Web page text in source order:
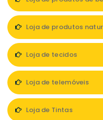
Loja de produtos
Loja de tecidos
Loja de telemóveis
Loja de Tintas